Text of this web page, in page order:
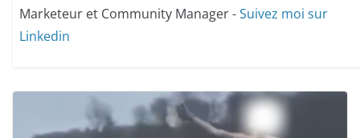
Marketeur et Community Manager -Suivez moi sur
Linkedin